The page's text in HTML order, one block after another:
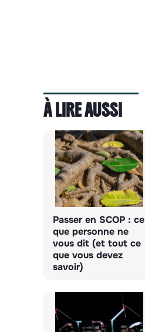
À LIRE AUSSI
Passer en SCOP : ce
que personne ne
vous dit (et tout ce
que vous devez
savoir)